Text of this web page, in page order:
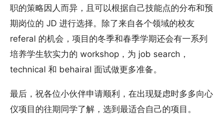
职的策略因人而异，且可以根据自己技能点的分布和预
期岗位的 JD 进行选择。除了来自各个领域的校友
referal 的机会，项目的冬季和春季学期还会有一系列
培养学生软实力的 workshop，为 job search，
technical 和 behairal 面试做更多准备。
最后，祝各位小伙伴申请顺利，在出现疑虑时多多向心
仪项目的往期同学了解，选到最适合自己的项目。